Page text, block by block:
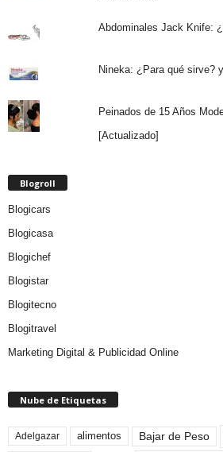
Abdominales Jack Knife:
Nineka: ¿Para qué sirve?
Peinados de 15 Años
[Actualizado]
Blogroll
Blogicars
Blogicasa
Blogichef
Blogistar
Blogitecno
Blogitravel
Marketing Digital & Publicidad Online
Nube de Etiquetas
Adelgazar alimentos Bajar de Peso